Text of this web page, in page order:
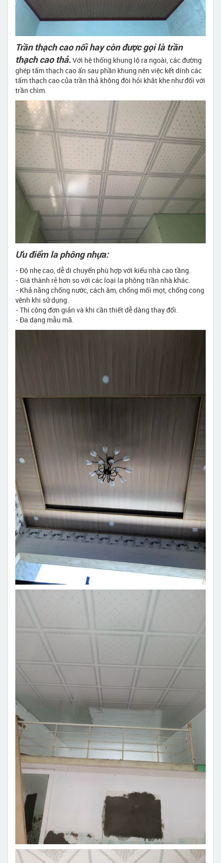
Trần thạch cao nổi hay còn được gọi là trần
thạch cao thả.Với hệ thống khung lộ ra ngoài, các đường
ghép tấm thạch cao ẩn sau phần khung nên việc kết dính các
tấm thạch cao của trần thả không đòi hỏi khắt khe như đối với
trần chìm.
Ưu điểm la phông nhựa:
- Độ nhẹ cao, dễ di chuyển phù hợp với kiểu nhà cao tầng.
- Giá thành rẻ hơn so với các loại la phông trần nhà khác.
- Khả năng chống nước, cách âm, chống mối mọt, chống cong
vênh khi sử dụng.
- Thi công đơn giản và khi cần thiết dễ dàng thay đổi.
- Đa dạng mẫu mã.